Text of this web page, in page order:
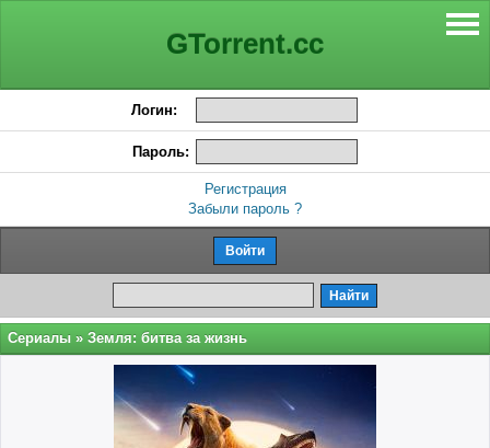
GTorrent.cc
Логин:
Пароль:
Регистрация
Забыли пароль ?
Сериалы » Земля: битва за жизнь